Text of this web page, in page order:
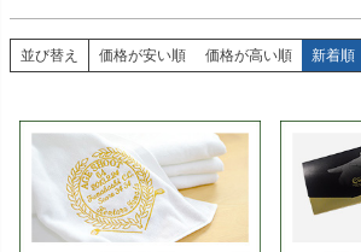
並び替え 価格が安い順 価格が高い順 新着順